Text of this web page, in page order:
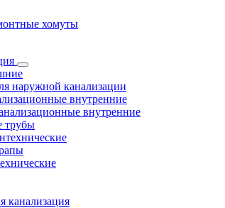
хомуты
наружной канализации
внутренние
внутренние
трубы
канализация